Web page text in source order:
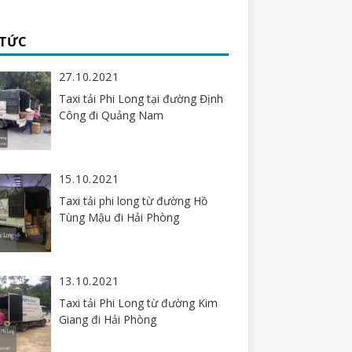
27.10.2021
Taxi tải Phi Long tại đường Định
Công đi Quảng Nam
15.10.2021
Taxi tải phi long từ đường Hồ
Tùng Mậu đi Hải Phòng
13.10.2021
Taxi tải Phi Long từ đường Kim
Giang đi Hải Phòng